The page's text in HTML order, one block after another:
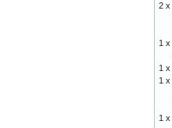
2 x
1 x
1 x
1 x
1 x